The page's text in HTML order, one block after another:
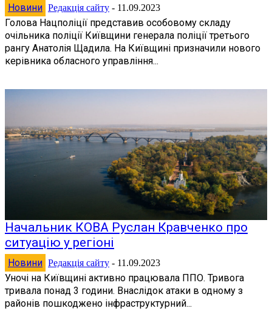
Новини Редакція сайту - 11.09.2023
Голова Нацполіції представив особовому складу
очільника поліції Київщини генерала поліції третього
рангу Анатолія Щадила. На Київщині призначили нового
керівника обласного управління...
Начальник КОВА Руслан Кравченко про
ситуацію у регіоні
Новини Редакція сайту - 11.09.2023
Уночі на Київщині активно працювала ППО. Тривога
тривала понад 3 години. Внаслідок атаки в одному з
районів пошкоджено інфраструктурний...